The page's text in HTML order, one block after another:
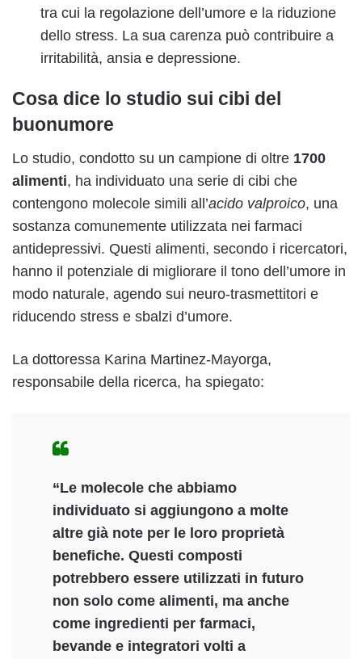
tra cui la regolazione dell’umore e la riduzione
dello stress. La sua carenza può contribuire a
irritabilità, ansia e depressione.
Cosa dice lo studio sui cibi del
buonumore
Lo studio, condotto su un campione di oltre 1700
alimenti, ha individuato una serie di cibi che
contengono molecole simili all’acido valproico, una
sostanza comunemente utilizzata nei farmaci
antidepressivi. Questi alimenti, secondo i ricercatori,
hanno il potenziale di migliorare il tono dell’umore in
modo naturale, agendo sui neuro-trasmettitori e
riducendo stress e sbalzi d’umore.
La dottoressa Karina Martinez-Mayorga,
responsabile della ricerca, ha spiegato:
“Le molecole che abbiamo
individuato si aggiungono a molte
altre già note per le loro proprietà
benefiche. Questi composti
potrebbero essere utilizzati in futuro
non solo come alimenti, ma anche
come ingredienti per farmaci,
bevande e integratori volti a